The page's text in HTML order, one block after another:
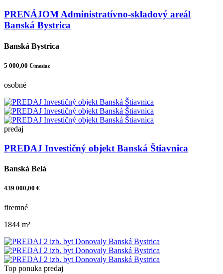
PRENÁJOM Administratívno-skladový areál
Banská Bystrica
Banská Bystrica
5 000,00 €/mesiac
osobné
predaj
PREDAJ Investičný objekt Banská Štiavnica
Banská Belá
439 000,00 €
firemné
1844 m²
Top ponuka predaj